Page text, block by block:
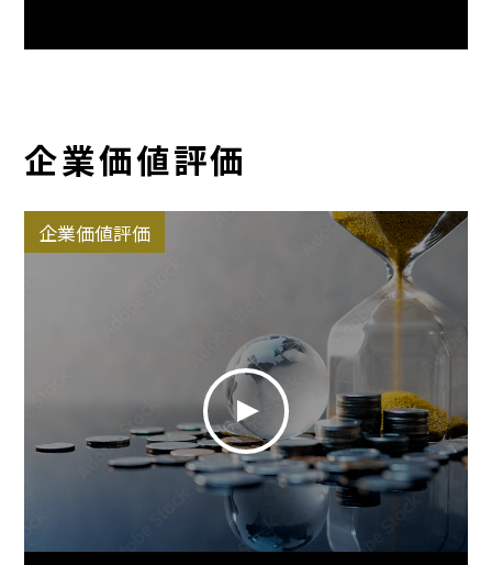
企業価値評価
企業価値評価